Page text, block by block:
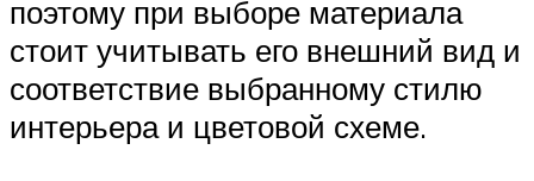
поэтому при выборе материала
стоит учитывать его внешний вид и
соответствие выбранному стилю
интерьера и цветовой схеме.